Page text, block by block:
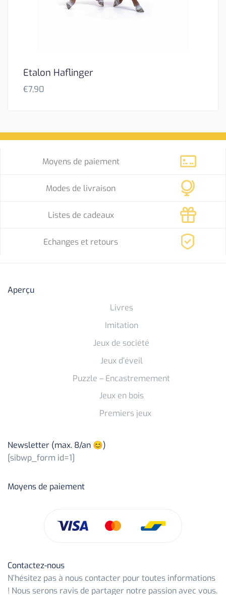
Etalon Haflinger
€7,90
Moyens de paiement
Modes de livraison
Listes de cadeaux
Echanges et retours
Aperçu
Livres
Imitation
Jeux de société
Jeux d’éveil
Puzzle – Encastremement
Jeux en bois
Premiers jeux
Newsletter (max. 8/an 😊)
[sibwp_form id=1]
Moyens de paiement
Contactez-nous
N’hésitez pas à nous contacter pour toutes informations
! Nous serons ravis de partager notre passion avec vous.